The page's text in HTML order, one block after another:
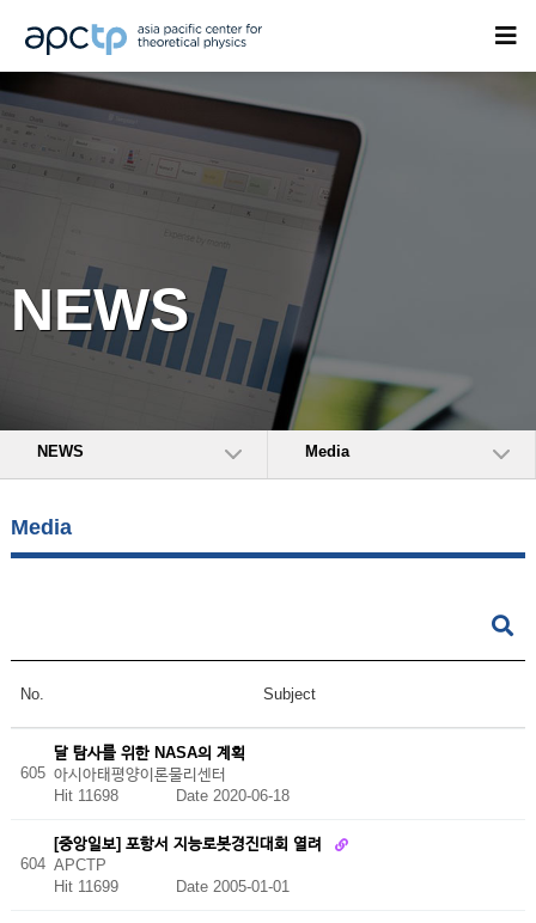
NEWS
NEWS Media
Media
No. Subject
605
달 탐사를 위한 NASA의 계획
아시아태평양이론물리센터
Hit 11698 Date 2020-06-18
604
[중앙일보] 포항서 지능로봇경진대회 열려
APCTP
Hit 11699
Date 2005-01-01